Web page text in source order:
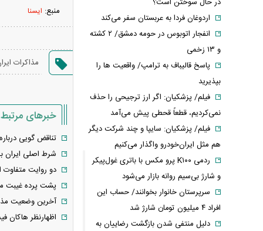
منبع: ایسنا
مذاکرات
خبرهای مرتبط
تناقض گویی
شرط اصلی ایران
دو روایت متفاوت
پشت پرده غیبت
آخرین وضعیت
اظهارنظر هاکان
اردوغان فردا به عربستان سفر می‌کند
انفجار اتوبوس در حومه دمشق/ ۲ کشته
و ۱۳ زخمی
پاسخ قالیباف به ترامپ/ واقعیت ها را
بپذیرید
فیلم/ پزشکیان: اگر ارز ترجیحی را حذف
نمی‌کردیم، قطعاً قحطی پیش می‌آمد
فیلم/ پزشکیان: سایپا و چند شرکت دیگر
هم مثل ایران‌خودرو واگذار می‌کنیم
ردمی K۱۰۰ پرو مکس با باتری غول‌پیکر
و شارژ بی‌سیم روانه بازار می‌شود
سرپرستان خانوار بخوانند/ حساب این
افراد ۴ میلیون تومان شارژ شد
دلیل منتفی شدن بازگشت رضاییان به